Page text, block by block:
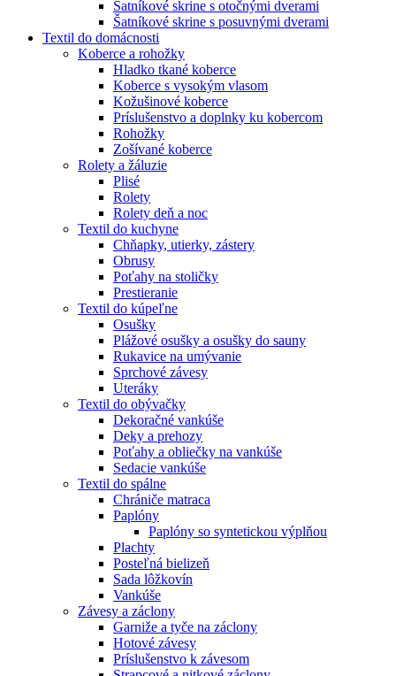
Šatníkové skrine s otočnými dverami
Šatníkové skrine s posuvnými dverami
Textil do domácnosti
Koberce a rohožky
Hladko tkané koberce
Koberce s vysokým vlasom
Kožušinové koberce
Príslušenstvo a doplnky ku kobercom
Rohožky
Zošívané koberce
Rolety a žáluzie
Plisé
Rolety
Rolety deň a noc
Textil do kuchyne
Chňapky, utierky, zástery
Obrusy
Poťahy na stoličky
Prestieranie
Textil do kúpeľne
Osušky
Plážové osušky a osušky do sauny
Rukavice na umývanie
Sprchové závesy
Uteráky
Textil do obývačky
Dekoračné vankúše
Deky a prehozy
Poťahy a obliečky na vankúše
Sedacie vankúše
Textil do spálne
Chrániče matraca
Paplóny
Paplóny so syntetickou výplňou
Plachty
Posteľná bielizeň
Sada lôžkovín
Vankúše
Závesy a záclony
Garniže a tyče na záclony
Hotové závesy
Príslušenstvo k závesom